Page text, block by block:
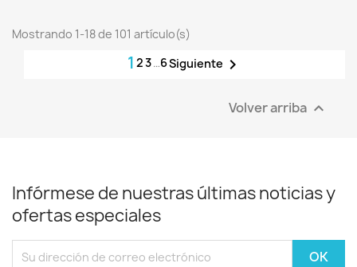
Mostrando 1-18 de 101 artículo(s)
1 23…6Siguiente 
Volver arriba 
Infórmese de nuestras últimas noticias y
ofertas especiales